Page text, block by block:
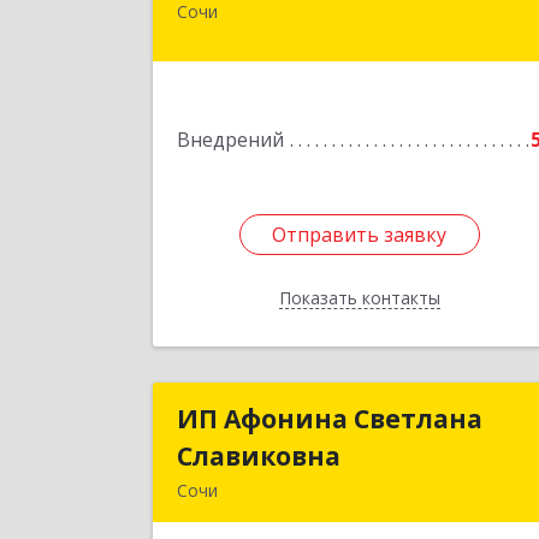
Сочи
Внедрений
Отправить заявку
Показать контакты
354200, Краснодарский край, Сочи г,
Отправить заявку
Назад
ИП Афонина Светлана
Славиковна
Сочи
ИП Афонина Светлана